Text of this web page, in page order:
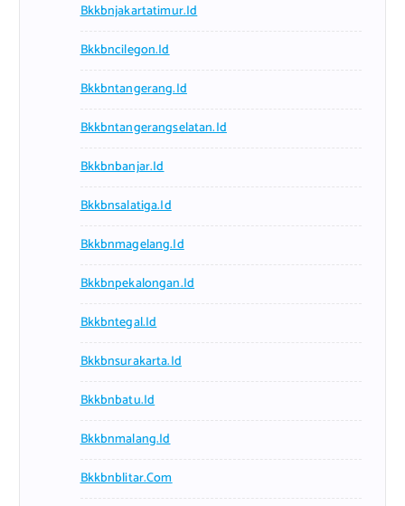
Bkkbnjakartatimur.id
Bkkbncilegon.id
Bkkbntangerang.id
Bkkbntangerangselatan.id
Bkkbnbanjar.id
Bkkbnsalatiga.id
Bkkbnmagelang.id
Bkkbnpekalongan.id
Bkkbntegal.id
Bkkbnsurakarta.id
Bkkbnbatu.id
Bkkbnmalang.id
Bkkbnblitar.com